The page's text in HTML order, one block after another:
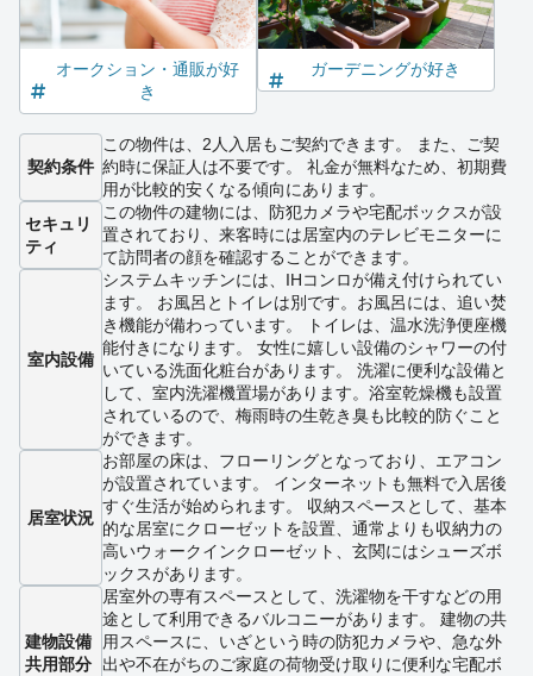
オークション・通販が好
き
ガーデニングが好き
契約条件
この物件は、2人入居もご契約できます。 また、ご契
約時に保証人は不要です。 礼金が無料なため、初期費
用が比較的安くなる傾向にあります。
セキュリ
ティ
この物件の建物には、防犯カメラや宅配ボックスが設
置されており、来客時には居室内のテレビモニターに
て訪問者の顔を確認することができます。
室内設備
システムキッチンには、IHコンロが備え付けられてい
ます。 お風呂とトイレは別です。お風呂には、追い焚
き機能が備わっています。 トイレは、温水洗浄便座機
能付きになります。 女性に嬉しい設備のシャワーの付
いている洗面化粧台があります。 洗濯に便利な設備と
して、室内洗濯機置場があります。浴室乾燥機も設置
されているので、梅雨時の生乾き臭も比較的防ぐこと
ができます。
居室状況
お部屋の床は、フローリングとなっており、エアコン
が設置されています。 インターネットも無料で入居後
すぐ生活が始められます。 収納スペースとして、基本
的な居室にクローゼットを設置、通常よりも収納力の
高いウォークインクローゼット、玄関にはシューズボ
ックスがあります。
建物設備
共用部分
居室外の専有スペースとして、洗濯物を干すなどの用
途として利用できるバルコニーがあります。 建物の共
用スペースに、いざという時の防犯カメラや、急な外
出や不在がちのご家庭の荷物受け取りに便利な宅配ボ